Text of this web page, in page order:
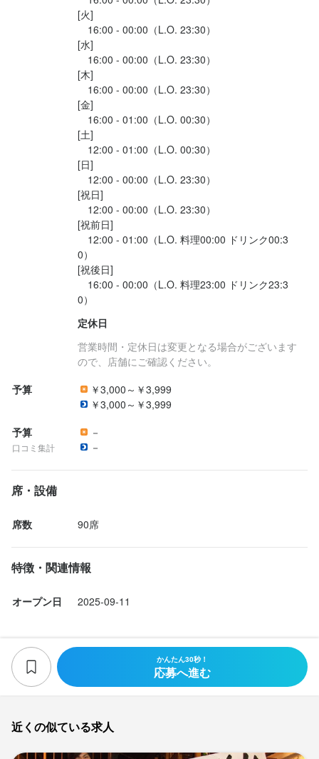
[火]
16:00 - 00:00（L.O. 23:30）
[水]
16:00 - 00:00（L.O. 23:30）
[木]
16:00 - 00:00（L.O. 23:30）
[金]
16:00 - 01:00（L.O. 00:30）
[土]
12:00 - 01:00（L.O. 00:30）
[日]
12:00 - 00:00（L.O. 23:30）
[祝日]
12:00 - 00:00（L.O. 23:30）
[祝前日]
12:00 - 01:00（L.O. 料理00:00 ドリンク00:3
0）
[祝後日]
16:00 - 00:00（L.O. 料理23:00 ドリンク23:3
定休日
営業時間・定休日は変更となる場合がございます
ので、店舗にご確認ください。
予算
￥3,000～￥3,999
￥3,000～￥3,999
予算
口コミ集計
－
－
席・設備
席数 90席
特徴・関連情報
オープン日 2025-09-11
かんたん30秒！
応募へ進む
近くの似ている求人